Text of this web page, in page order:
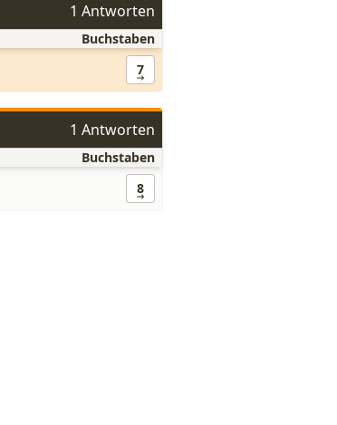
1 Antworten
Buchstaben
7
1 Antworten
Buchstaben
8